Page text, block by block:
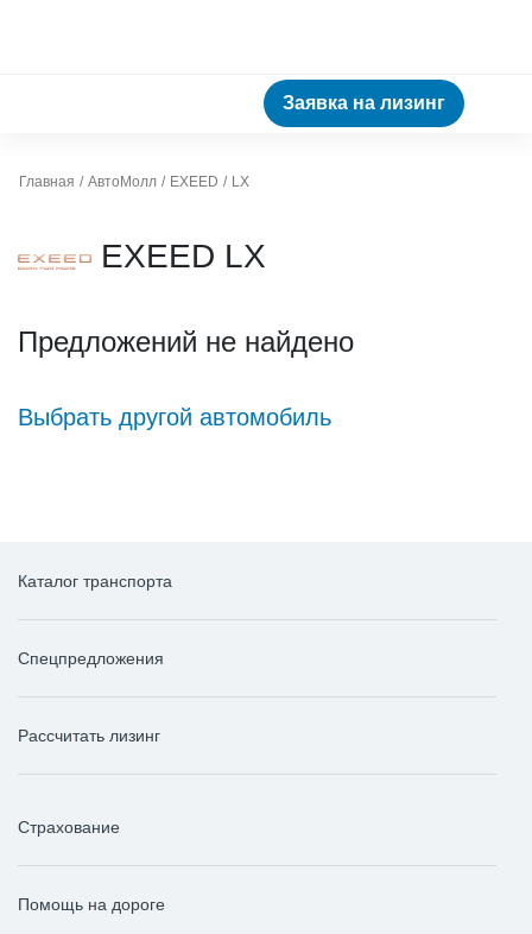
Заявка на лизинг
Главная АвтоМолл EXEED LX
EXEED LX
Предложений не найдено
Выбрать другой автомобиль
Каталог транспорта
Спецпредложения
Рассчитать лизинг
Страхование
Помощь на дороге